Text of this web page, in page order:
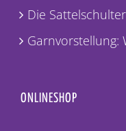
Die Sattelschulter
Garnvorstellung:
ONLINESHOP